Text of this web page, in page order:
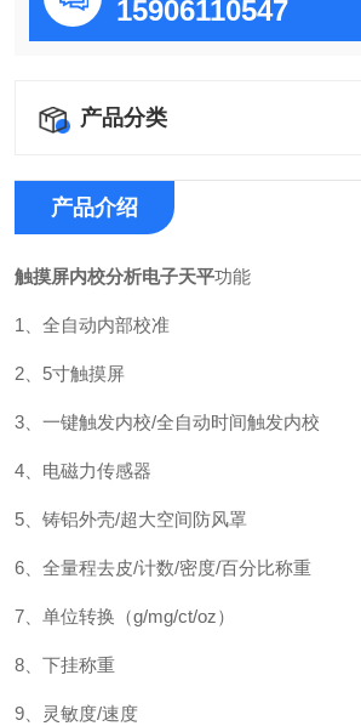
15906110547
产品分类
产品介绍
触摸屏内校分析电子天平功能
1、全自动内部校准
2、5寸触摸屏
3、一键触发内校/全自动时间触发内校
4、电磁力传感器
5、铸铝外壳/超大空间防风罩
6、全量程去皮/计数/密度/百分比称重
7、单位转换（g/mg/ct/oz）
8、下挂称重
9、灵敏度/速度